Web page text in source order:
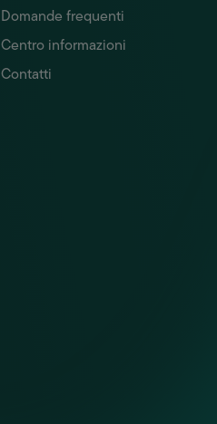
Domande frequenti
Centro informazioni
Contatti